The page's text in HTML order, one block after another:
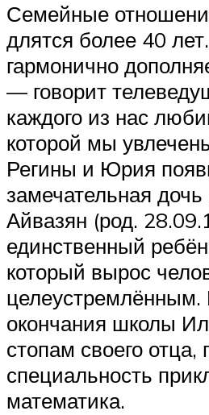
Семейные
длятся более 40
гармонично
— говорит
каждого из нас
которой мы
Регины и Юрия
замечательная
Айвазян (род.
единственный
который вырос
целеустремлённым.
окончания школы
стопам своего отца,
специальность
математика.